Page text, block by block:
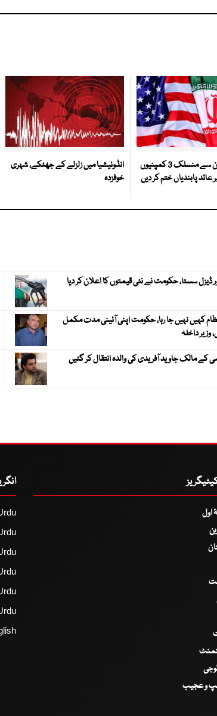
امریکا نے ایران سے منسلک 3 کمپنیوں
انڈونیشیا میں زلزلے کے جھٹکے، شہری
خوفزدہ
ڈیزل سستا، حکومت نے نئی قیمتوں کا اعلان کر دیا
کہیں نہیں جا رہا، حکومت اپنی آئینی مدت مکمل
داخلہ
کے مالک جاوید آفریدی کی والدہ انتقال کر گئیں
اول
و عجیب